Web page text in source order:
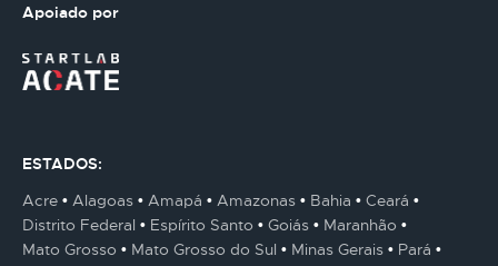
Apoiado por
ESTADOS:
Acre
Alagoas Amapá Amazonas Bahia
Ceará
Distrito Federal
Espírito Santo Goiás
Maranhão
Mato Grosso
Mato Grosso do Sul Minas Gerais
Pará